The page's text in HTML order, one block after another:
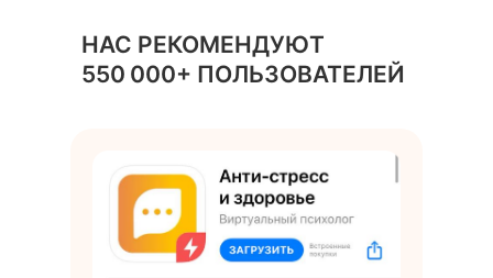
НАС РЕКОМЕНДУЮТ
550 000+ ПОЛЬЗОВАТЕЛЕЙ